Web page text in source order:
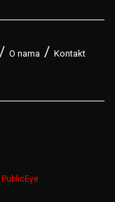
O nama Kontakt
PublicEye